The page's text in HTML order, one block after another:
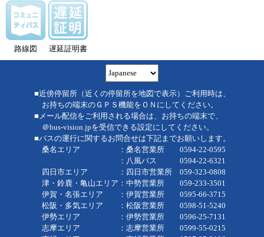
路線図 遅延証明書
■近傍停留所（近くの停留所を地図で表示）ご利用時は、
お持ちの端末のＧＰＳ機能をＯＮにしてください。
■メール配信をご利用される場合は、お持ちの端末で、
＠bus-vision.jpを受信できる設定にしてください。
■バスの運行に関するお問合せは下記までお願いします。
桑名エリア ：桑名営業所 0594-22-0595
：八風バス 0594-22-6321
四日市エリア ：四日市営業所 059-323-0808
津・鈴鹿・亀山エリア：中勢営業所 059-233-3501
伊賀・名張エリア ：伊賀営業所 0595-66-3715
松阪・多気エリア ：松阪営業所 0598-51-5240
伊勢エリア ：伊勢営業所 0596-25-7131
志摩エリア ：志摩営業所 0599-55-0215